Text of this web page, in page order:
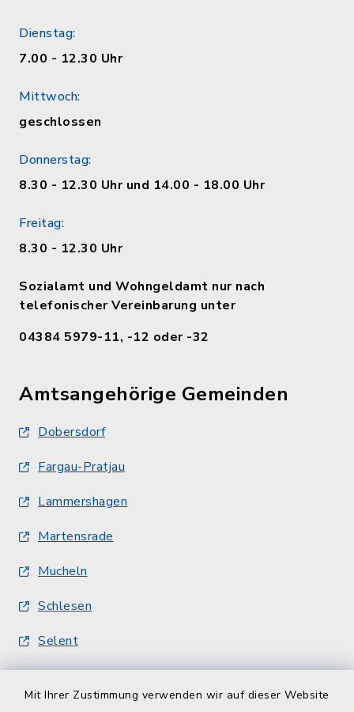
Mit Ihrer Zustimmung verwenden wir auf dieser Website
Dienstag:
7.00 - 12.30 Uhr
Mittwoch:
geschlossen
Donnerstag:
8.30 - 12.30 Uhr und 14.00 - 18.00 Uhr
Freitag:
8.30 - 12.30 Uhr
Sozialamt und Wohngeldamt nur nach
telefonischer Vereinbarung unter
04384 5979-11, -12 oder -32
Amtsangehörige Gemeinden
Dobersdorf
Fargau-Pratjau
Lammershagen
Martensrade
Mucheln
Schlesen
Selent
Quicklinks